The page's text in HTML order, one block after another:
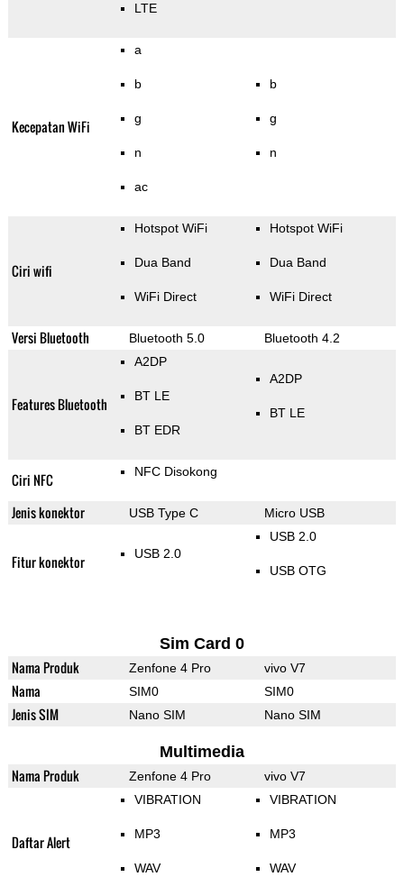
LTE
Kecepatan WiFi
a
b
g
n
ac
b
g
n
Ciri wifi
Hotspot WiFi
Dua Band
WiFi Direct
Hotspot WiFi
Dua Band
WiFi Direct
Versi Bluetooth Bluetooth 5.0 Bluetooth 4.2
Features Bluetooth
A2DP
BT LE
BT EDR
A2DP
BT LE
Ciri NFC NFC Disokong
Jenis konektor USB Type C Micro USB
Fitur konektor USB 2.0
USB 2.0
USB OTG
Sim Card 0
Nama Produk Zenfone 4 Pro vivo V7
Nama SIM0 SIM0
Jenis SIM Nano SIM Nano SIM
Multimedia
Nama Produk Zenfone 4 Pro vivo V7
Daftar Alert
VIBRATION
MP3
WAV
VIBRATION
MP3
WAV